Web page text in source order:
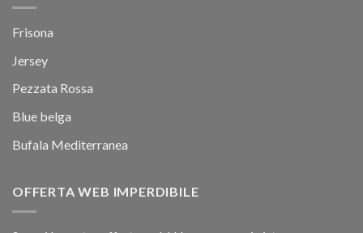
Frisona
Jersey
Pezzata Rossa
Blue belga
Bufala Mediterranea
OFFERTA WEB IMPERDIBILE